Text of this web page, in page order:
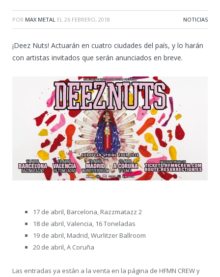
POR MAX METAL EL 26 FEBRERO, 2018 NOTICIAS
¡Deez Nuts! Actuarán en cuatro ciudades del país, y lo harán
con artistas invitados que serán anunciados en breve.
17 de abril, Barcelona, Razzmatazz 2
18 de abril, Valencia, 16 Toneladas
19 de abril, Madrid, Wurlitzer Ballroom
20 de abril, A Coruña
Las entradas ya están a la venta en la página de HFMN CREW y